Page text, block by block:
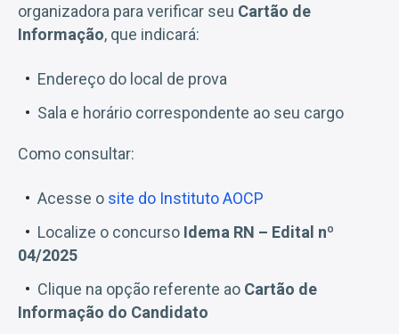
organizadora para verificar seu Cartão de
Informação, que indicará:
Endereço do local de prova
Sala e horário correspondente ao seu cargo
Como consultar:
Acesse o site do Instituto AOCP
Localize o concurso Idema RN – Edital nº
04/2025
Clique na opção referente ao Cartão de
Informação do Candidato